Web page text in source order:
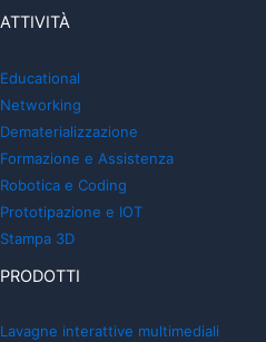
ATTIVITÀ
Educational
Networking
Dematerializzazione
Formazione e Assistenza
Robotica e Coding
Prototipazione e IOT
Stampa 3D
PRODOTTI
Lavagne interattive multimediali